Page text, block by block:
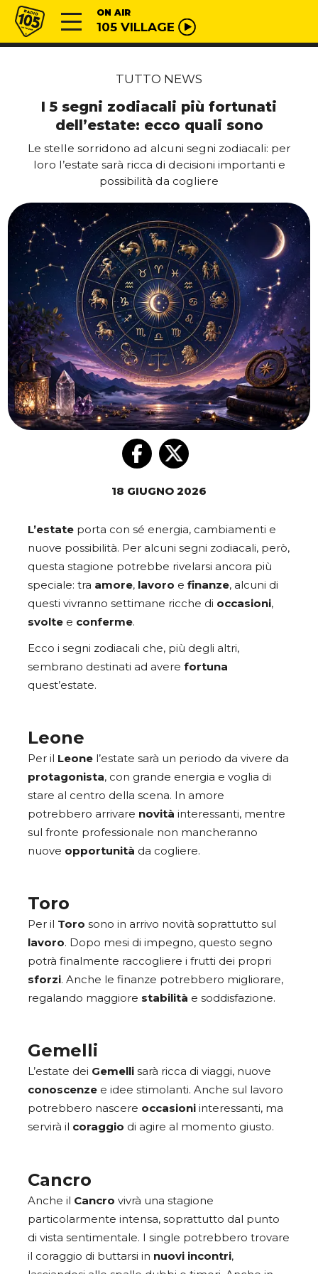
Vai al contenuto
Radio 105 ON AIR
105 VILLAGE
TUTTO NEWS
I 5 segni zodiacali più fortunati
dell’estate: ecco quali sono
Le stelle sorridono ad alcuni segni zodiacali: per
loro l’estate sarà ricca di decisioni importanti e
possibilità da cogliere
18 GIUGNO 2026
L’estate porta con sé energia, cambiamenti e
nuove possibilità. Per alcuni segni zodiacali, però,
questa stagione potrebbe rivelarsi ancora più
speciale: tra amore, lavoro e finanze, alcuni di
questi vivranno settimane ricche di occasioni,
svolte e conferme.
Ecco i segni zodiacali che, più degli altri,
sembrano destinati ad avere fortuna
quest’estate.
Leone
Per il Leone l’estate sarà un periodo da vivere da
protagonista, con grande energia e voglia di
stare al centro della scena. In amore
potrebbero arrivare novità interessanti, mentre
sul fronte professionale non mancheranno
nuove opportunità da cogliere.
Toro
Per il Toro sono in arrivo novità soprattutto sul
lavoro. Dopo mesi di impegno, questo segno
potrà finalmente raccogliere i frutti dei propri
sforzi. Anche le finanze potrebbero migliorare,
regalando maggiore stabilità e soddisfazione.
Gemelli
L’estate dei Gemelli sarà ricca di viaggi, nuove
conoscenze e idee stimolanti. Anche sul lavoro
potrebbero nascere occasioni interessanti, ma
servirà il coraggio di agire al momento giusto.
Cancro
Anche il Cancro vivrà una stagione
particolarmente intensa, soprattutto dal punto
di vista sentimentale. I single potrebbero trovare
il coraggio di buttarsi in nuovi incontri,